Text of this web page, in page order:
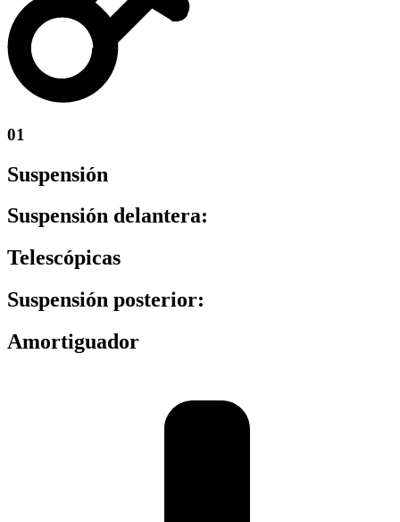
01
Suspensión
Suspensión delantera:
Telescópicas
Suspensión posterior:
Amortiguador